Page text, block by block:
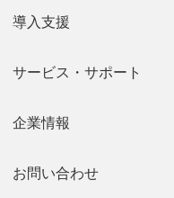
導入支援
サービス・サポート
企業情報
お問い合わせ